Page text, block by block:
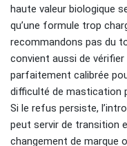
haute valeur biologique
qu’une formule trop
recommandons pas du
convient aussi de
parfaitement calibrée
difficulté de mastication
Si le refus persiste,
peut servir de transition
changement de marque